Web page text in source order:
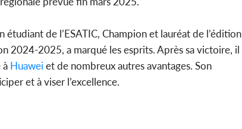
étudiant de l’ESATIC, Champion et lauréat de l’édition
2024-2025, a marqué les esprits. Après sa victoire, il
à Huawei et de nombreux autres avantages. Son
et à viser l’excellence.